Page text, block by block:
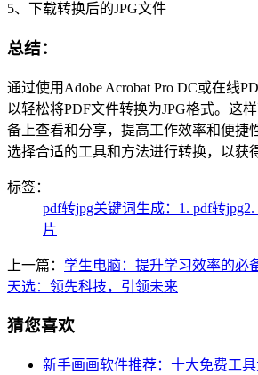
5、下载转换后的JPG文件
总结：
通过使用Adobe Acrobat Pro DC或在线
以轻松将PDF文件转换为JPG格式。这
备上查看和分享，提高工作效率和便捷
选择合适的工具和方法进行转换，以获
标签：
pdf转jpg关键词生成：1. pdf转jpg2.
片
上一篇： 学生电脑：提升学习效率的必
天选：领先科技，引领未来
猜您喜欢
新手画画软件推荐：十大免费工